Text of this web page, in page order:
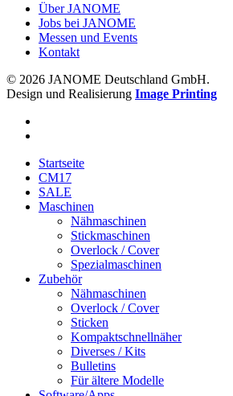
Über JANOME
Jobs bei JANOME
Messen und Events
Kontakt
© 2026 JANOME Deutschland GmbH.
Design und Realisierung Image Printing
Startseite
CM17
SALE
Maschinen
Nähmaschinen
Stickmaschinen
Overlock / Cover
Spezialmaschinen
Zubehör
Nähmaschinen
Overlock / Cover
Sticken
Kompaktschnellnäher
Diverses / Kits
Bulletins
Für ältere Modelle